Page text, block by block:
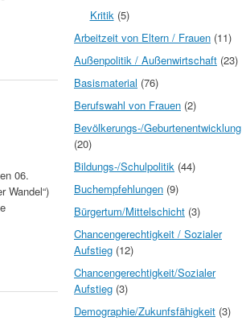
06.
Wandel“)
Kritik(5)
Arbeitzeit von Eltern / Frauen (11)
Außenpolitik / Außenwirtschaft (23)
Basismaterial (76)
Berufswahl von Frauen (2)
Bevölkerungs-/Geburtenentwicklung
(20)
Bildungs-/Schulpolitik (44)
Buchempfehlungen (9)
Bürgertum/Mittelschicht (3)
Chancengerechtigkeit / Sozialer
Aufstieg (12)
Chancengerechtigkeit/Sozialer
Aufstieg (3)
Demographie/Zukunfsfähigkeit (3)